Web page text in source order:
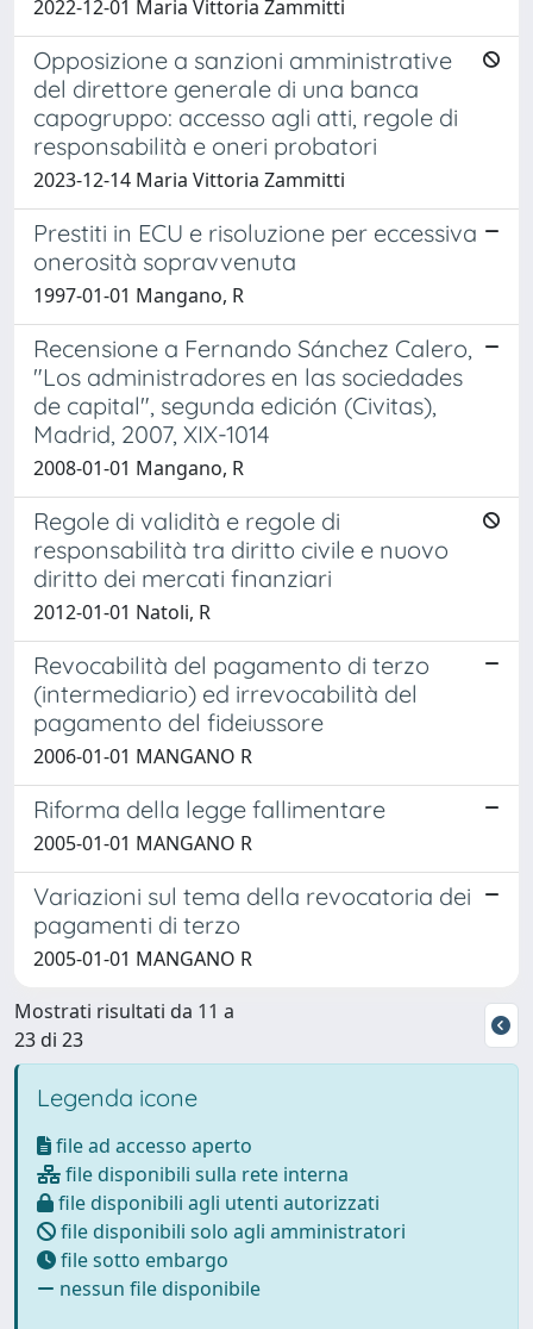
2022-12-01 Maria Vittoria Zammitti
Opposizione a sanzioni amministrative
del direttore generale di una banca
capogruppo: accesso agli atti, regole di
responsabilità e oneri probatori
2023-12-14 Maria Vittoria Zammitti
Prestiti in ECU e risoluzione per eccessiva
onerosità sopravvenuta
1997-01-01 Mangano, R
Recensione a Fernando Sánchez Calero,
"Los administradores en las sociedades
de capital", segunda edición (Civitas),
Madrid, 2007, XIX-1014
2008-01-01 Mangano, R
Regole di validità e regole di
responsabilità tra diritto civile e nuovo
diritto dei mercati finanziari
2012-01-01 Natoli, R
Revocabilità del pagamento di terzo
(intermediario) ed irrevocabilità del
pagamento del fideiussore
2006-01-01 MANGANO R
Riforma della legge fallimentare
2005-01-01 MANGANO R
Variazioni sul tema della revocatoria dei
pagamenti di terzo
2005-01-01 MANGANO R
Mostrati risultati da 11 a
23 di 23
Legenda icone
file ad accesso aperto
file disponibili sulla rete interna
file disponibili agli utenti autorizzati
file disponibili solo agli amministratori
file sotto embargo
nessun file disponibile